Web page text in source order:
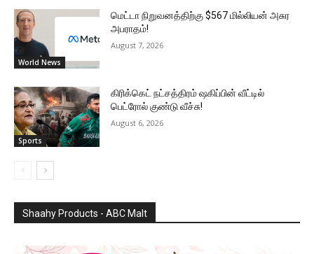
World News
மெட்டா நிறுவனத்திற்கு $567 மில்லியன் அசுர
அபராதம்!
August 7, 2026
Sports
கிரிக்கெட் நட்சத்திரம் ஷகிப்பின் வீட்டில்
பெட்ரோல் குண்டு வீச்சு!
August 6, 2026
Shaahy Products - ABC Malt